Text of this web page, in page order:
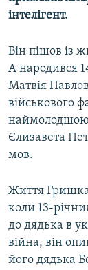
інтелігент.
Він пішов із
А народився
Матвія
військового
наймолодшою
Єлизавета
мов.
Життя Гришка
коли 13-
до дядька в
війна, він
його дядька